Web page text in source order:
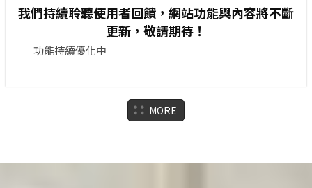
我們持續聆聽使用者回饋，網站功能與內容將不斷
更新，敬請期待！
功能持續優化中
MORE